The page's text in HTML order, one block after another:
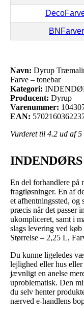
Navn: Dyrup
Farve – tonebar
Kategori:
Producent: Dyrup
Varenummer:
EAN:
Vurderet til 4.2 ud af 5
En del forhandlere på
fragtløsninger. En af
et afhentningssted, og
præcis når det passer
ukompliceret, samt i
slags levering ved
Størrelse – 2,25 L,
Du kunne ligeledes
lejlighed eller hus
jævnligt en anelse
uproblematisk. Den
du selv henter
nærved e-handlens